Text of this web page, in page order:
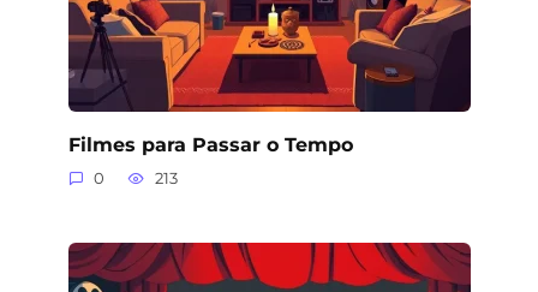
Filmes para Passar o Tempo
0 213